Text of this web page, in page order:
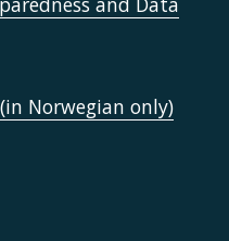
Norwegian only)